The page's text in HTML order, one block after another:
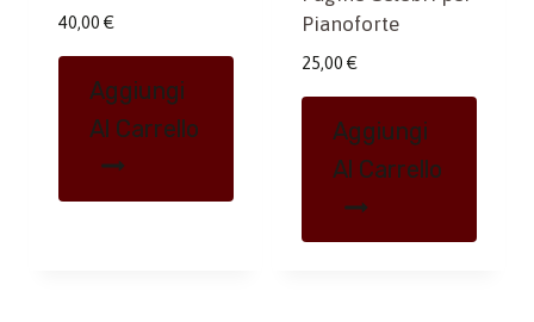
40,00 €
Aggiungi
Al Carrello
Pianoforte
25,00 €
Aggiungi
Al Carrello